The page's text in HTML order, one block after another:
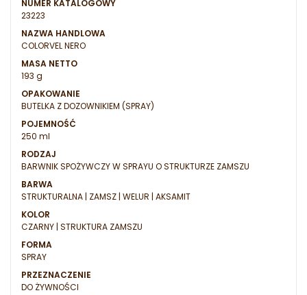
NUMER KATALOGOWY
23223
NAZWA HANDLOWA
COLORVEL NERO
MASA NETTO
193 g
OPAKOWANIE
BUTELKA Z DOZOWNIKIEM (SPRAY)
POJEMNOŚĆ
250 ml
RODZAJ
BARWNIK SPOŻYWCZY W SPRAYU O STRUKTURZE ZAMSZU
BARWA
STRUKTURALNA | ZAMSZ | WELUR | AKSAMIT
KOLOR
CZARNY | STRUKTURA ZAMSZU
FORMA
SPRAY
PRZEZNACZENIE
DO ŻYWNOŚCI